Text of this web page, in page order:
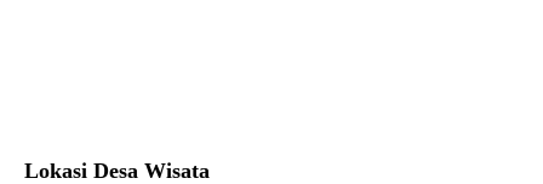
Lokasi Desa Wisata